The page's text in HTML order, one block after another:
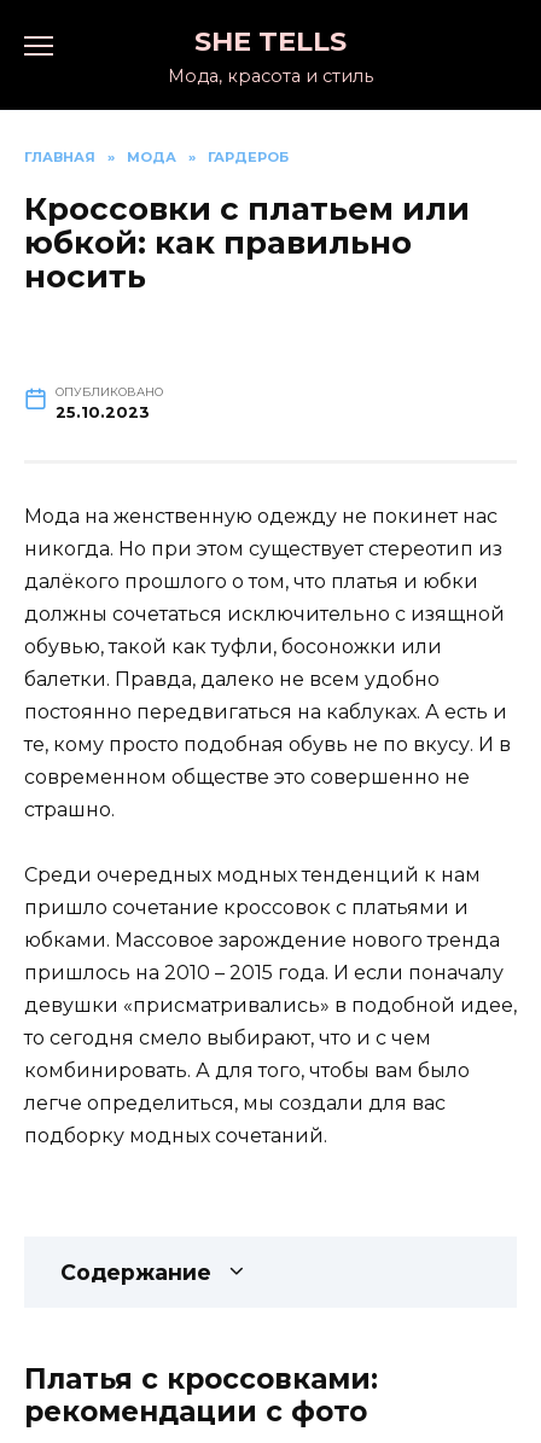
SHE TELLS
Мода, красота и стиль
ГЛАВНАЯ » МОДА » ГАРДЕРОБ
Кроссовки с платьем или
юбкой: как правильно
носить
ОПУБЛИКОВАНО
25.10.2023
Мода на женственную одежду не покинет нас
никогда. Но при этом существует стереотип из
далёкого прошлого о том, что платья и юбки
должны сочетаться исключительно с изящной
обувью, такой как туфли, босоножки или
балетки. Правда, далеко не всем удобно
постоянно передвигаться на каблуках. А есть и
те, кому просто подобная обувь не по вкусу. И в
современном обществе это совершенно не
страшно.
Среди очередных модных тенденций к нам
пришло сочетание кроссовок с платьями и
юбками. Массовое зарождение нового тренда
пришлось на 2010 – 2015 года. И если поначалу
девушки «присматривались» в подобной идее,
то сегодня смело выбирают, что и с чем
комбинировать. А для того, чтобы вам было
легче определиться, мы создали для вас
подборку модных сочетаний.
Содержание
Платья с кроссовками:
рекомендации с фото